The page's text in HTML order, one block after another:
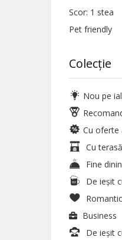
Scor: 1 stea
Pet friendly
Colecție
Nou pe
Cu oferte
Cu terasă
Fine
De ieșit
Romantic
Business
De ieșit